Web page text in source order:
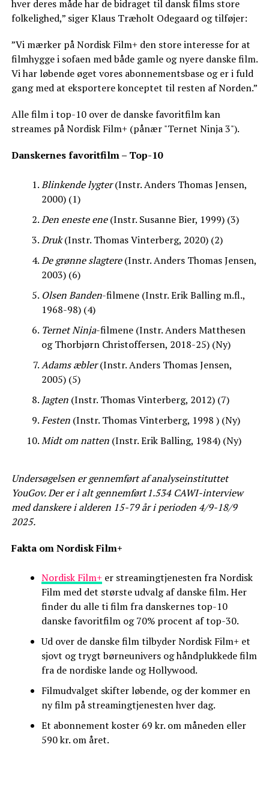
hver deres måde har de bidraget til dansk films store
folkelighed,” siger Klaus Træholt Odegaard og tilføjer:
”Vi mærker på Nordisk Film+ den store interesse for at
filmhygge i sofaen med både gamle og nyere danske film.
Vi har løbende øget vores abonnementsbase og er i fuld
gang med at eksportere konceptet til resten af Norden.”
Alle film i top-10 over de danske favoritfilm kan
streames på Nordisk Film+ (pånær "Ternet Ninja 3").
Danskernes favoritfilm – Top-10
Blinkende lygter(Instr. Anders Thomas Jensen,
2000) (1)
Den eneste ene(Instr. Susanne Bier, 1999) (3)
Druk(Instr. Thomas Vinterberg, 2020) (2)
De grønne slagtere(Instr. Anders Thomas Jensen,
2003) (6)
Olsen Banden-filmene (Instr. Erik Balling m.fl.,
1968-98) (4)
Ternet Ninja-filmene (Instr. Anders Matthesen
og Thorbjørn Christoffersen, 2018-25) (Ny)
Adams æbler(Instr. Anders Thomas Jensen,
2005) (5)
Jagten(Instr. Thomas Vinterberg, 2012) (7)
Festen (Instr. Thomas Vinterberg, 1998 ) (Ny)
Midt om natten(Instr. Erik Balling, 1984) (Ny)
Undersøgelsen er gennemført af analyseinstituttet
YouGov. Der er i alt gennemført 1.534 CAWI-interview
med danskere i alderen 15-79 år i perioden 4/9-18/9
2025.
Fakta om Nordisk Film+
Nordisk Film+ er streamingtjenesten fra Nordisk
Film med det største udvalg af danske film. Her
finder du alle ti film fra danskernes top-10
danske favoritfilm og 70% procent af top-30.
Ud over de danske film tilbyder Nordisk Film+ et
sjovt og trygt børneunivers og håndplukkede film
fra de nordiske lande og Hollywood.
Filmudvalget skifter løbende, og der kommer en
ny film på streamingtjenesten hver dag.
Et abonnement koster 69 kr. om måneden eller
590 kr. om året.